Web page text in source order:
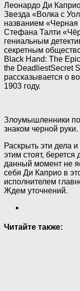
Леонардо Ди
Звезда «Волка с
названием «Черная
Стефана Талти
гениальным
секретным
Black Hand: The
the DeadliestSecret
рассказывается о
1903 году.
Злоумышленники
знаком черной руки.
Раскрыть эти дела
этим стоят,
данный момент не
себя Ди Каприо в
исполнителем
Ждем уточнений.
Читайте также: